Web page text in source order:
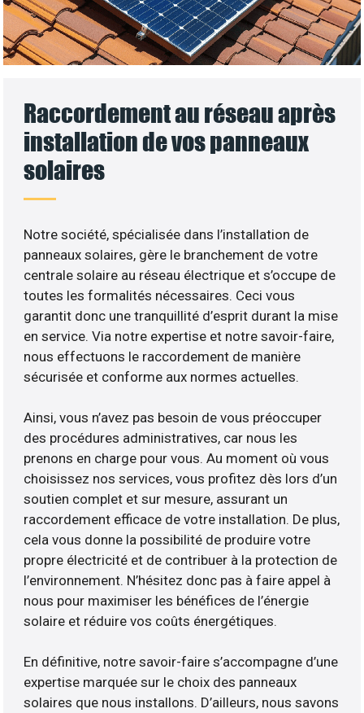
Raccordement au réseau après
installation de vos panneaux
solaires
Notre société, spécialisée dans l’installation de
panneaux solaires, gère le branchement de votre
centrale solaire au réseau électrique et s’occupe de
toutes les formalités nécessaires. Ceci vous
garantit donc une tranquillité d’esprit durant la mise
en service. Via notre expertise et notre savoir-faire,
nous effectuons le raccordement de manière
sécurisée et conforme aux normes actuelles.
Ainsi, vous n’avez pas besoin de vous préoccuper
des procédures administratives, car nous les
prenons en charge pour vous. Au moment où vous
choisissez nos services, vous profitez dès lors d’un
soutien complet et sur mesure, assurant un
raccordement efficace de votre installation. De plus,
cela vous donne la possibilité de produire votre
propre électricité et de contribuer à la protection de
l’environnement. N’hésitez donc pas à faire appel à
nous pour maximiser les bénéfices de l’énergie
solaire et réduire vos coûts énergétiques.
En définitive, notre savoir-faire s’accompagne d’une
expertise marquée sur le choix des panneaux
solaires que nous installons. D’ailleurs, nous savons